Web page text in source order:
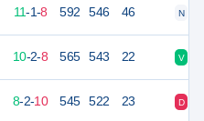
11-1-8 592 546 46 N
10-2-8 565 543 22 V
8-2-10 545 522 23 D